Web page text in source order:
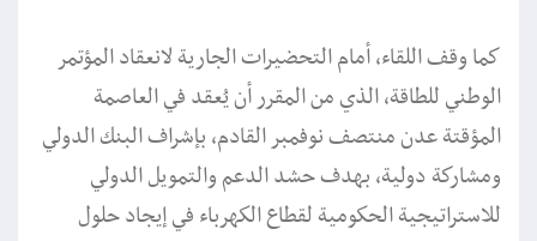
كما وقف اللقاء، أمام التحضيرات الجارية لانعقاد المؤتمر
الوطني للطاقة، الذي من المقرر أن يُعقد في العاصمة
المؤقتة عدن منتصف نوفمبر القادم، بإشراف البنك الدولي
ومشاركة دولية، بهدف حشد الدعم والتمويل الدولي
للاستراتيجية الحكومية لقطاع الكهرباء في إيجاد حلول